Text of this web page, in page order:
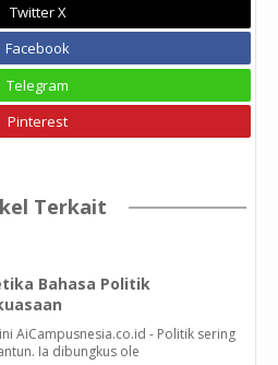
Twitter X
Facebook
Telegram
Pinterest
Terkait
Bahasa Politik
AiCampusnesia.co.id - Politik sering
Ia dibungkus ole